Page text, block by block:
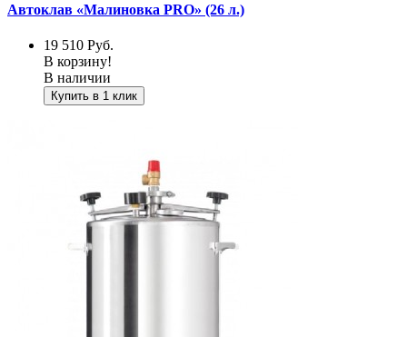
Автоклав «Малиновка PRO» (26 л.)
19 510 Руб.
В корзину!
В наличии
Купить в 1 клик